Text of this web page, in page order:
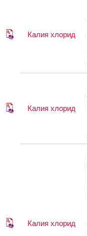
Калия хлорид
Калия хлорид
Калия хлорид